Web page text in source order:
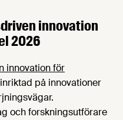
innovation
2026
innovation för
på innovationer
och forskningsutförare